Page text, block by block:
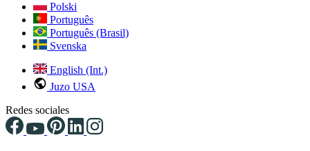
Polski
Português
Português (Brasil)
Svenska
English (Int.)
Juzo USA
Redes sociales